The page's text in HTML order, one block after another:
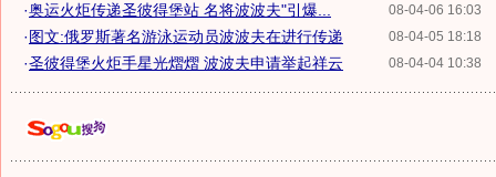
08-04-06 16:03
·奥运火炬传递圣彼得堡站 名将波波夫"引爆...
08-04-05 18:18
·图文:俄罗斯著名游泳运动员波波夫在进行传递
08-04-04 10:38
·圣彼得堡火炬手星光熠熠 波波夫申请举起祥云